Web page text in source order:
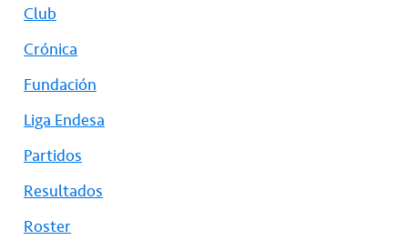
Club
Crónica
Fundación
Liga Endesa
Partidos
Resultados
Roster